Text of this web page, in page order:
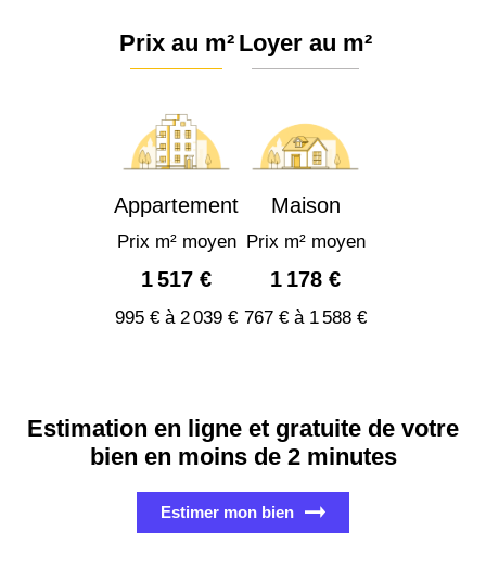
Prix au m²
Appartement
Prix m² moyen
1 517 €
995 € à 2 039 €
Loyer au m²
Maison
Prix m² moyen
1 178 €
767 € à 1 588 €
Estimation en ligne et gratuite de votre
bien en moins de 2 minutes
Estimer mon bien